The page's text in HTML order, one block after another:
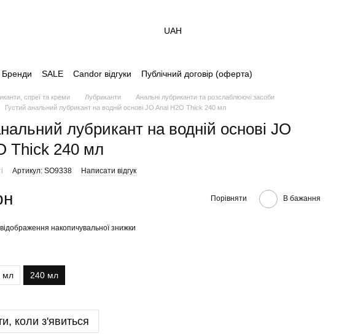
UAH
Бренди SALE Candor відгуки Публічний договір (оферта)
спреї та креми Лубриканти
Анальні лубриканти та розслаблюючі засоби
Густий анальний лубрикант на водній основі JO Anal H2O Thick 240 мл
лубрикант на водній основі JO
Thick 240 мл
Артикул: SO9338 Написати відгук
Порівняти В бажання
накопичувальної знижки
мл 240 мл
коли з'явиться